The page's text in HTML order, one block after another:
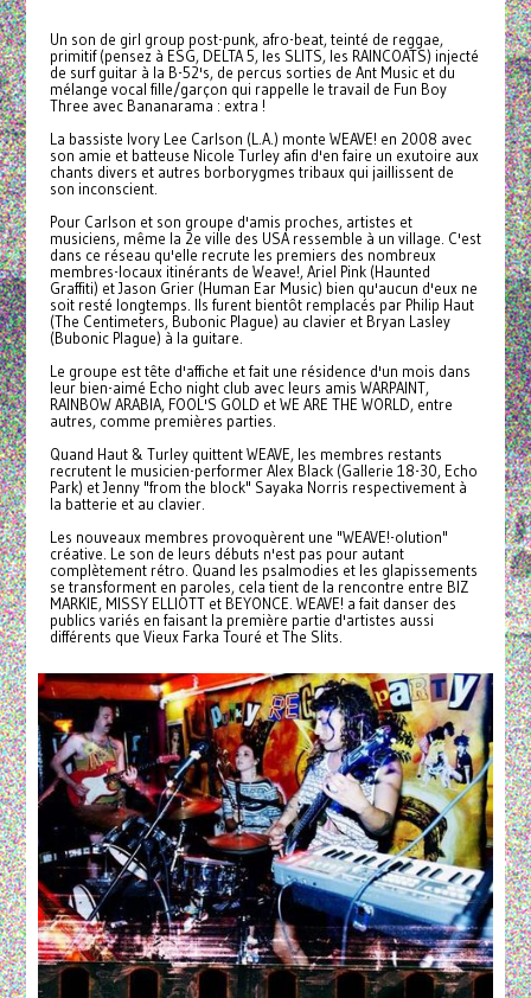
Un son de girl group post-punk, afro-beat, teinté de reggae,
primitif (pensez à ESG, DELTA 5, les SLITS, les RAINCOATS) injecté
de surf guitar à la B-52's, de percus sorties de Ant Music et du
mélange vocal fille/garçon qui rappelle le travail de Fun Boy
Three avec Bananarama : extra !
La bassiste Ivory Lee Carlson (L.A.) monte WEAVE! en 2008 avec
son amie et batteuse Nicole Turley afin d'en faire un exutoire aux
chants divers et autres borborygmes tribaux qui jaillissent de
son inconscient.
Pour Carlson et son groupe d'amis proches, artistes et
musiciens, même la 2e ville des USA ressemble à un village. C'est
dans ce réseau qu'elle recrute les premiers des nombreux
membres-locaux itinérants de Weave!, Ariel Pink (Haunted
Graffiti) et Jason Grier (Human Ear Music) bien qu'aucun d'eux ne
soit resté longtemps. Ils furent bientôt remplacés par Philip Haut
(The Centimeters, Bubonic Plague) au clavier et Bryan Lasley
(Bubonic Plague) à la guitare.
Le groupe est tête d'affiche et fait une résidence d'un mois dans
leur bien-aimé Echo night club avec leurs amis WARPAINT,
RAINBOW ARABIA, FOOL'S GOLD et WE ARE THE WORLD, entre
autres, comme premières parties.
Quand Haut & Turley quittent WEAVE, les membres restants
recrutent le musicien-performer Alex Black (Gallerie 18-30, Echo
Park) et Jenny "from the block" Sayaka Norris respectivement à
la batterie et au clavier.
Les nouveaux membres provoquèrent une "WEAVE!-olution"
créative. Le son de leurs débuts n'est pas pour autant
complètement rétro. Quand les psalmodies et les glapissements
se transforment en paroles, cela tient de la rencontre entre BIZ
MARKIE, MISSY ELLIOTT et BEYONCE. WEAVE! a fait danser des
publics variés en faisant la première partie d'artistes aussi
différents que Vieux Farka Touré et The Slits.